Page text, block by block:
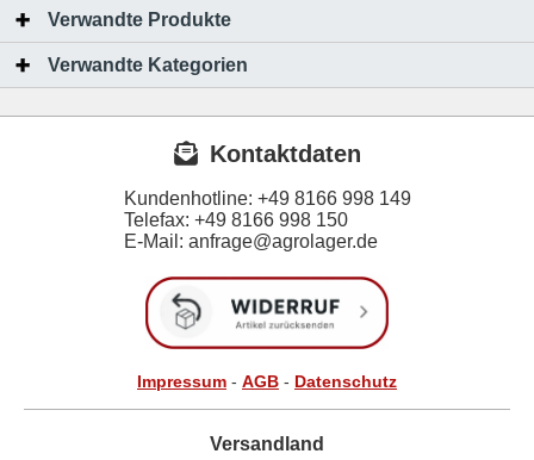
Verwandte Produkte
Verwandte Kategorien
Kontaktdaten
Kundenhotline: +49 8166 998 149
Telefax: +49 8166 998 150
E-Mail: anfrage@agrolager.de
Impressum - AGB - Datenschutz
Versandland